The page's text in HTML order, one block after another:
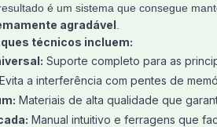
é um sistema que consegue
agradável
técnicos incluem:
Suporte completo para as
Evita a interferência com pentes de
Materiais de alta qualidade que
Manual intuitivo e ferragens que